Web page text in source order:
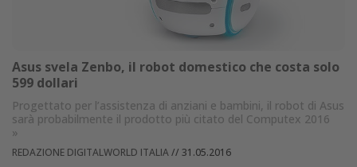
Asus svela Zenbo, il robot domestico che costa solo
599 dollari
Progettato per l’assistenza di anziani e bambini, il robot di Asus
sarà probabilmente il prodotto più citato del Computex 2016
»
REDAZIONE DIGITALWORLD ITALIA// 31.05.2016